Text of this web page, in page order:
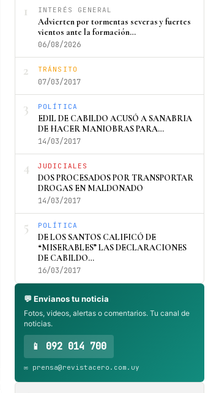
1 INTERÉS GENERAL
Advierten por tormentas severas y fuertes
vientos ante la formación…
06/08/2026
2 TRÁNSITO
07/03/2017
3 POLÍTICA
EDIL DE CABILDO ACUSÓ A SANABRIA
DE HACER MANIOBRAS PARA…
14/03/2017
4 JUDICIALES
DOS PROCESADOS POR TRANSPORTAR
DROGAS EN MALDONADO
14/03/2017
5 POLÍTICA
DE LOS SANTOS CALIFICÓ DE
“MISERABLES” LAS DECLARACIONES
DE CABILDO…
16/03/2017
💬 Envianos tu noticia
Fotos, videos, alertas o comentarios. Tu canal de
noticias.
📱 092 014 700
✉️ prensa@revistacero.com.uy